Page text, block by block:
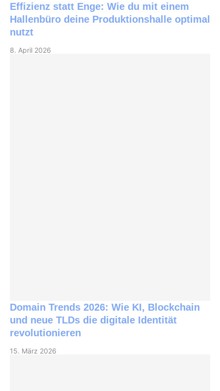
Effizienz statt Enge: Wie du mit einem
Hallenbüro deine Produktionshalle optimal
nutzt
8. April 2026
Domain Trends 2026: Wie KI, Blockchain
und neue TLDs die digitale Identität
revolutionieren
15. März 2026